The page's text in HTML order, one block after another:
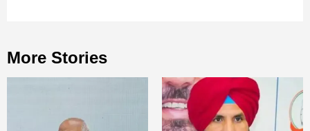
More Stories